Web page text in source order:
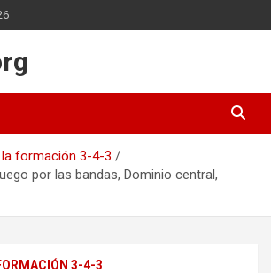
formación 3-4-3
por las bandas, Dominio central,
3-4-3